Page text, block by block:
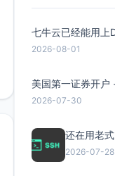
2026-08-01
2026-07-30
2026-07-28